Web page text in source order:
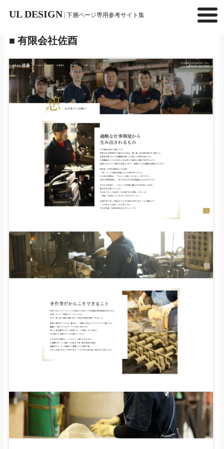
UL DESIGN | 下層ページ専用参考サイト集
■ 有限会社佐酉